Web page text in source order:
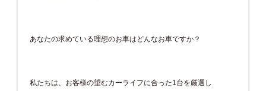
あなたの求めている理想のお車はどんなお車ですか？
私たちは、お客様の望むカーライフに合った1台を厳選し